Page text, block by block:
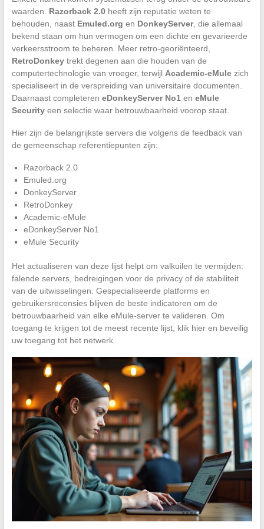
waarden. Razorback 2.0heeft zijn reputatie weten te
behouden, naast Emuled.org en DonkeyServer, die allemaal
bekend staan om hun vermogen om een dichte en gevarieerde
verkeersstroom te beheren. Meer retro-georiënteerd,
RetroDonkeytrekt degenen aan die houden van de
computertechnologie van vroeger, terwijl Academic-eMulezich
specialiseert in de verspreiding van universitaire documenten.
Daarnaast completeren eDonkeyServer No1 en eMule
Securityeen selectie waar betrouwbaarheid voorop staat.
Hier zijn de belangrijkste servers die volgens de feedback van
de gemeenschap referentiepunten zijn:
Razorback 2.0
Emuled.org
DonkeyServer
RetroDonkey
Academic-eMule
eDonkeyServer No1
eMule Security
Het actualiseren van deze lijst helpt om valkuilen te vermijden:
falende servers, bedreigingen voor de privacy of de stabiliteit
van de uitwisselingen. Gespecialiseerde platforms en
gebruikersrecensies blijven de beste indicatoren om de
betrouwbaarheid van elke eMule-server te valideren. Om
toegang te krijgen tot de meest recente lijst, klik hier en beveilig
uw toegang tot het netwerk.